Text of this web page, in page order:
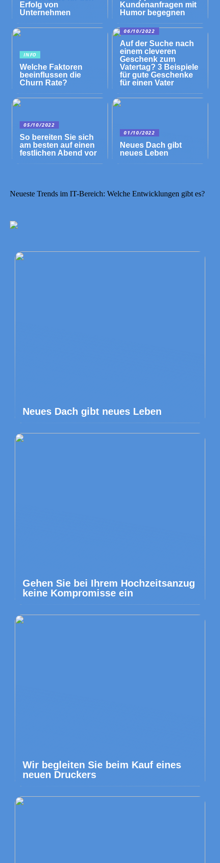
Erfolg von
Unternehmen
Kundenanfragen mit
Humor begegnen
INFO
Welche Faktoren
beeinflussen die
Churn Rate?
06/10/2022
Auf der Suche nach
einem cleveren
Geschenk zum
Vatertag? 3 Beispiele
für gute Geschenke
für einen Vater
05/10/2022
So bereiten Sie sich
am besten auf einen
festlichen Abend vor
01/10/2022
Neues Dach gibt
neues Leben
Neueste Trends im IT-Bereich: Welche Entwicklungen gibt es?
Neues Dach gibt neues Leben
Gehen Sie bei Ihrem Hochzeitsanzug
keine Kompromisse ein
Wir begleiten Sie beim Kauf eines
neuen Druckers